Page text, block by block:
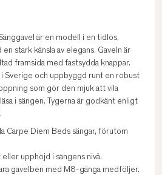
är en modell i en tidlös,
stark känsla av elegans. Gaveln är
framsida med fastsydda knappar.
i Sverige och uppbyggd runt en robust
som gör den mjuk att vila
i sängen. Tygerna är godkänt enligt
Carpe Diem Beds sängar, förutom
upphöjd i sängens nivå.
gavelben med M8-gänga medföljer.